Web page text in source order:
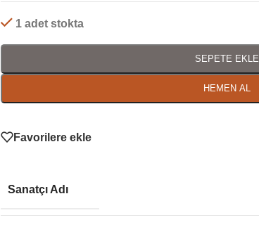
1 adet stokta
SEPETE EKLE
HEMEN AL
Favorilere ekle
Sanatçı Adı